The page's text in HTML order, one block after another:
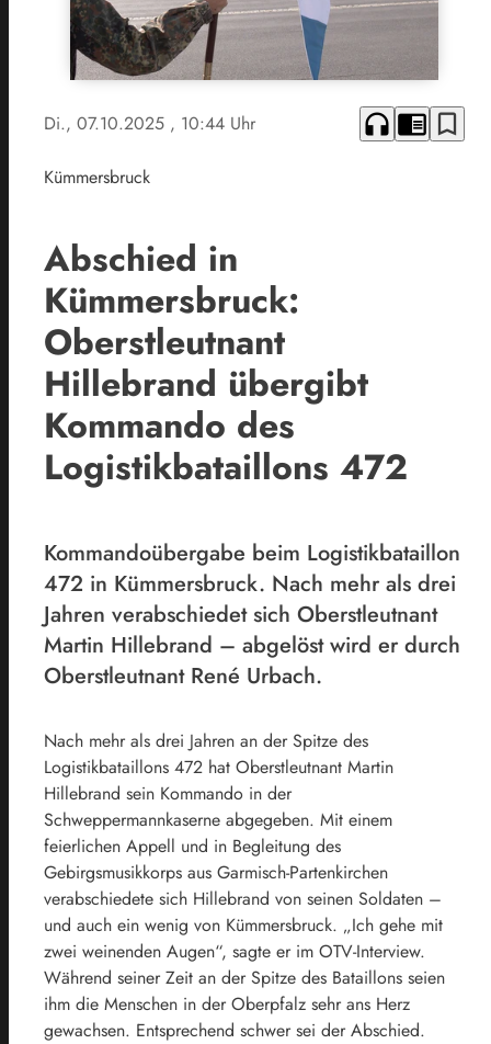
Di., 07.10.2025 , 10:44 Uhr headphones chrome_reader_mode bookmark_border
Kümmersbruck
Abschied in
Kümmersbruck:
Oberstleutnant
Hillebrand übergibt
Kommando des
Logistikbataillons 472
Kommandoübergabe beim Logistikbataillon
472 in Kümmersbruck. Nach mehr als drei
Jahren verabschiedet sich Oberstleutnant
Martin Hillebrand – abgelöst wird er durch
Oberstleutnant René Urbach.
Nach mehr als drei Jahren an der Spitze des
Logistikbataillons 472 hat Oberstleutnant Martin
Hillebrand sein Kommando in der
Schweppermannkaserne abgegeben. Mit einem
feierlichen Appell und in Begleitung des
Gebirgsmusikkorps aus Garmisch-Partenkirchen
verabschiedete sich Hillebrand von seinen Soldaten –
und auch ein wenig von Kümmersbruck. „Ich gehe mit
zwei weinenden Augen“, sagte er im OTV-Interview.
Während seiner Zeit an der Spitze des Bataillons seien
ihm die Menschen in der Oberpfalz sehr ans Herz
gewachsen. Entsprechend schwer sei der Abschied.